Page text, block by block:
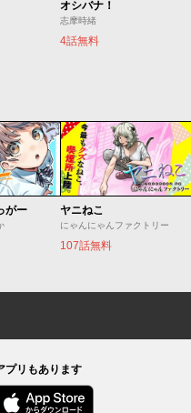
オシバナ！
志摩時緒
4話無料
がー ヤニねこ
にゃんにゃんファクトリー
107話無料
プリもあります